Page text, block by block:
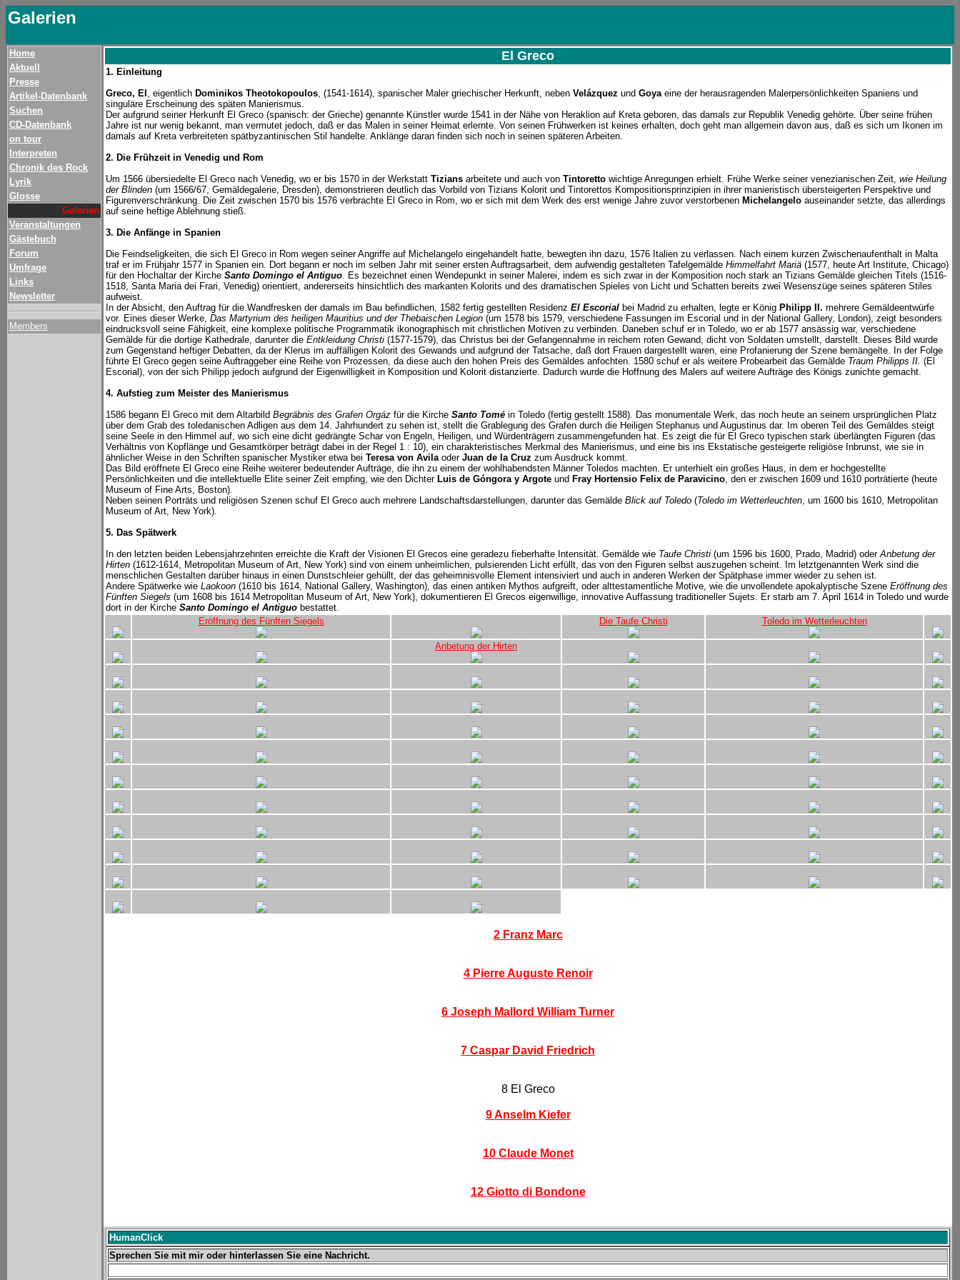
Galerien
Home
Aktuell
Presse
Artikel-Datenbank
Suchen
CD-Datenbank
on tour
Interpreten
Chronik des Rock
Lyrik
Glosse
Galerien
Veranstaltungen
Gästebuch
Forum
Umfrage
Links
Newsletter
Members
El Greco
1. Einleitung
Greco, El , eigentlich Dominikos Theotokopoulos, (1541-1614), spanischer Maler griechischer Herkunft, neben Velázquez und Goyaeine der herausragenden Malerpersönlichkeiten Spaniens und
singuläre Erscheinung des späten Manierismus.
Der aufgrund seiner Herkunft El Greco (spanisch: der Grieche) genannte Künstler wurde 1541 in der Nähe von Heraklion auf Kreta geboren, das damals zur Republik Venedig gehörte. Über seine frühen
Jahre ist nur wenig bekannt, man vermutet jedoch, daß er das Malen in seiner Heimat erlernte. Von seinen Frühwerken ist keines erhalten, doch geht man allgemein davon aus, daß es sich um Ikonen im
damals auf Kreta verbreiteten spätbyzantinischen Stil handelte. Anklänge daran finden sich noch in seinen späteren Arbeiten.
2. Die Frühzeit in Venedig und Rom
Um 1566 übersiedelte El Greco nach Venedig, wo er bis 1570 in der Werkstatt Tizians arbeitete und auch von Tintoretto wichtige Anregungen erhielt. Frühe Werke seiner venezianischen Zeit, wie Heilung
der Blinden (um 1566/67, Gemäldegalerie, Dresden), demonstrieren deutlich das Vorbild von Tizians Kolorit und Tintorettos Kompositionsprinzipien in ihrer manieristisch übersteigerten Perspektive und
Figurenverschränkung. Die Zeit zwischen 1570 bis 1576 verbrachte El Greco in Rom, wo er sich mit dem Werk des erst wenige Jahre zuvor verstorbenen Michelangelo auseinander setzte, das allerdings
auf seine heftige Ablehnung stieß.
3. Die Anfänge in Spanien
Die Feindseligkeiten, die sich El Greco in Rom wegen seiner Angriffe auf Michelangelo eingehandelt hatte, bewegten ihn dazu, 1576 Italien zu verlassen. Nach einem kurzen Zwischenaufenthalt in Malta
traf er im Frühjahr 1577 in Spanien ein. Dort begann er noch im selben Jahr mit seiner ersten Auftragsarbeit, dem aufwendig gestalteten Tafelgemälde Himmelfahrt Mariä (1577, heute Art Institute, Chicago)
für den Hochaltar der Kirche Santo Domingo el Antiguo. Es bezeichnet einen Wendepunkt in seiner Malerei, indem es sich zwar in der Komposition noch stark an Tizians Gemälde gleichen Titels (1516-
1518, Santa Maria dei Frari, Venedig) orientiert, andererseits hinsichtlich des markanten Kolorits und des dramatischen Spieles von Licht und Schatten bereits zwei Wesenszüge seines späteren Stiles
aufweist.
In der Absicht, den Auftrag für die Wandfresken der damals im Bau befindlichen, 1582 fertig gestellten Residenz El Escorial bei Madrid zu erhalten, legte er König Philipp II. mehrere Gemäldeentwürfe
vor. Eines dieser Werke, Das Martyrium des heiligen Mauritius und der Thebaischen Legion (um 1578 bis 1579, verschiedene Fassungen im Escorial und in der National Gallery, London), zeigt besonders
eindrucksvoll seine Fähigkeit, eine komplexe politische Programmatik ikonographisch mit christlichen Motiven zu verbinden. Daneben schuf er in Toledo, wo er ab 1577 ansässig war, verschiedene
Gemälde für die dortige Kathedrale, darunter die Entkleidung Christi (1577-1579), das Christus bei der Gefangennahme in reichem roten Gewand, dicht von Soldaten umstellt, darstellt. Dieses Bild wurde
zum Gegenstand heftiger Debatten, da der Klerus im auffälligen Kolorit des Gewands und aufgrund der Tatsache, daß dort Frauen dargestellt waren, eine Profanierung der Szene bemängelte. In der Folge
führte El Greco gegen seine Auftraggeber eine Reihe von Prozessen, da diese auch den hohen Preis des Gemäldes anfochten. 1580 schuf er als weitere Probearbeit das Gemälde Traum Philipps II. (El
Escorial), von der sich Philipp jedoch aufgrund der Eigenwilligkeit in Komposition und Kolorit distanzierte. Dadurch wurde die Hoffnung des Malers auf weitere Aufträge des Königs zunichte gemacht.
4. Aufstieg zum Meister des Manierismus
1586 begann El Greco mit dem Altarbild Begräbnis des Grafen Orgáz für die Kirche Santo Tomé in Toledo (fertig gestellt 1588). Das monumentale Werk, das noch heute an seinem ursprünglichen Platz
über dem Grab des toledanischen Adligen aus dem 14. Jahrhundert zu sehen ist, stellt die Grablegung des Grafen durch die Heiligen Stephanus und Augustinus dar. Im oberen Teil des Gemäldes steigt
seine Seele in den Himmel auf, wo sich eine dicht gedrängte Schar von Engeln, Heiligen, und Würdenträgern zusammengefunden hat. Es zeigt die für El Greco typischen stark überlängten Figuren (das
Verhältnis von Kopflänge und Gesamtkörper beträgt dabei in der Regel 1 : 10), ein charakteristisches Merkmal des Manierismus, und eine bis ins Ekstatische gesteigerte religiöse Inbrunst, wie sie in
ähnlicher Weise in den Schriften spanischer Mystiker etwa bei Teresa von Avilaoder Juan de la Cruz zum Ausdruck kommt.
Das Bild eröffnete El Greco eine Reihe weiterer bedeutender Aufträge, die ihn zu einem der wohlhabendsten Männer Toledos machten. Er unterhielt ein großes Haus, in dem er hochgestellte
Persönlichkeiten und die intellektuelle Elite seiner Zeit empfing, wie den Dichter Luis de Góngora y Argote und Fray Hortensio Felix de Paravicino, den er zwischen 1609 und 1610 porträtierte (heute
Museum of Fine Arts, Boston).
Neben seinen Porträts und religiösen Szenen schuf El Greco auch mehrere Landschaftsdarstellungen, darunter das Gemälde Blick auf Toledo (Toledo im Wetterleuchten, um 1600 bis 1610, Metropolitan
Museum of Art, New York).
5. Das Spätwerk
In den letzten beiden Lebensjahrzehnten erreichte die Kraft der Visionen El Grecos eine geradezu fieberhafte Intensität. Gemälde wie Taufe Christi (um 1596 bis 1600, Prado, Madrid) oderAnbetung der
Hirten (1612-1614, Metropolitan Museum of Art, New York) sind von einem unheimlichen, pulsierenden Licht erfüllt, das von den Figuren selbst auszugehen scheint. Im letztgenannten Werk sind die
menschlichen Gestalten darüber hinaus in einen Dunstschleier gehüllt, der das geheimnisvolle Element intensiviert und auch in anderen Werken der Spätphase immer wieder zu sehen ist.
Andere Spätwerke wie Laokoon (1610 bis 1614, National Gallery, Washington), das einen antiken Mythos aufgreift, oder alttestamentliche Motive, wie die unvollendete apokalyptische Szene Eröffnung des
Fünften Siegels (um 1608 bis 1614 Metropolitan Museum of Art, New York), dokumentieren El Grecos eigenwillige, innovative Auffassung traditioneller Sujets. Er starb am 7. April 1614 in Toledo und wurde
dort in der Kirche Santo Domingo el Antiguo bestattet.
Eröffnung des Fünften Siegels
Die Taufe Christi Toledo im Wetterleuchten
Anbetung der Hirten
2 Franz Marc
4 Pierre Auguste Renoir
6 Joseph Mallord William Turner
7 Caspar David Friedrich
8 El Greco
9 Anselm Kiefer
10 Claude Monet
12 Giotto di Bondone
HumanClick
Sprechen Sie mit mir oder hinterlassen Sie eine Nachricht.